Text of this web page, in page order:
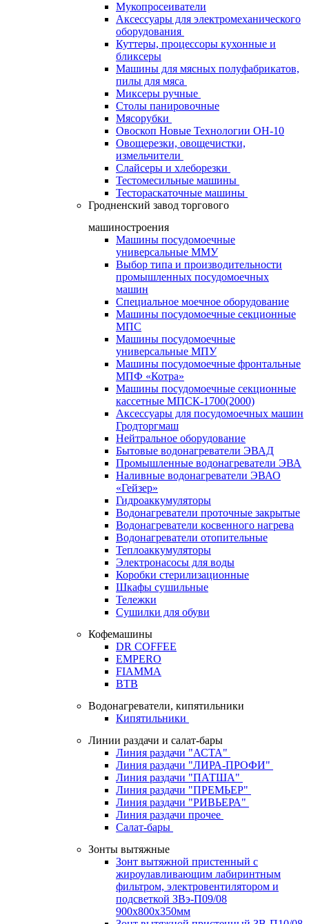
Мукопросеиватели
Аксессуары для электромеханического
оборудования
Куттеры, процессоры кухонные и
бликсеры
Машины для мясных полуфабрикатов,
пилы для мяса
Миксеры ручные
Столы панировочные
Мясорубки
Овоскоп Новые Технологии ОН-10
Овощерезки, овощечистки,
измельчители
Слайсеры и хлеборезки
Тестомесильные машины
Тестораскаточные машины
Гродненский завод торгового
машиностроения
Машины посудомоечные
универсальные ММУ
Выбор типа и производительности
промышленных посудомоечных
машин
Специальное моечное оборудование
Машины посудомоечные секционные
МПС
Машины посудомоечные
универсальные МПУ
Машины посудомоечные фронтальные
МПФ «Котра»
Машины посудомоечные секционные
кассетные МПСК-1700(2000)
Аксессуары для посудомоечных машин
Гродторгмаш
Нейтральное оборудование
Бытовые водонагреватели ЭВАД
Промышленные водонагреватели ЭВА
Наливные водонагреватели ЭВАО
«Гейзер»
Гидроаккумуляторы
Водонагреватели проточные закрытые
Водонагреватели косвенного нагрева
Водонагреватели отопительные
Теплоаккумуляторы
Электронасосы для воды
Коробки стерилизационные
Шкафы сушильные
Тележки
Сушилки для обуви
Кофемашины
DR COFFEE
EMPERO
FIAMMA
BTB
Водонагреватели, кипятильники
Кипятильники
Линии раздачи и салат-бары
Линия раздачи "АСТА"
Линия раздачи "ЛИРА-ПРОФИ"
Линия раздачи "ПАТША"
Линия раздачи "ПРЕМЬЕР"
Линия раздачи "РИВЬЕРА"
Линия раздачи прочее
Салат-бары
Зонты вытяжные
Зонт вытяжной пристенный с
жироулавливающим лабиринтным
фильтром, электровентилятором и
подсветкой ЗВэ-П09/08
900х800х350мм